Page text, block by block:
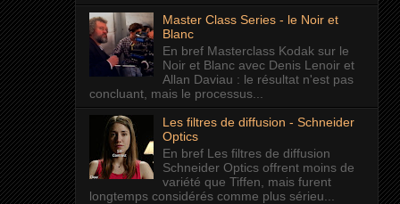
Master Class Series - le Noir et
Blanc
En bref Masterclass Kodak sur le
Noir et Blanc avec Denis Lenoir et
Allan Daviau : le résultat n'est pas
concluant, mais le processus...
Les filtres de diffusion - Schneider
Optics
En bref Les filtres de diffusion
Schneider Optics offrent moins de
variété que Tiffen, mais furent
longtemps considérés comme plus sérieu...